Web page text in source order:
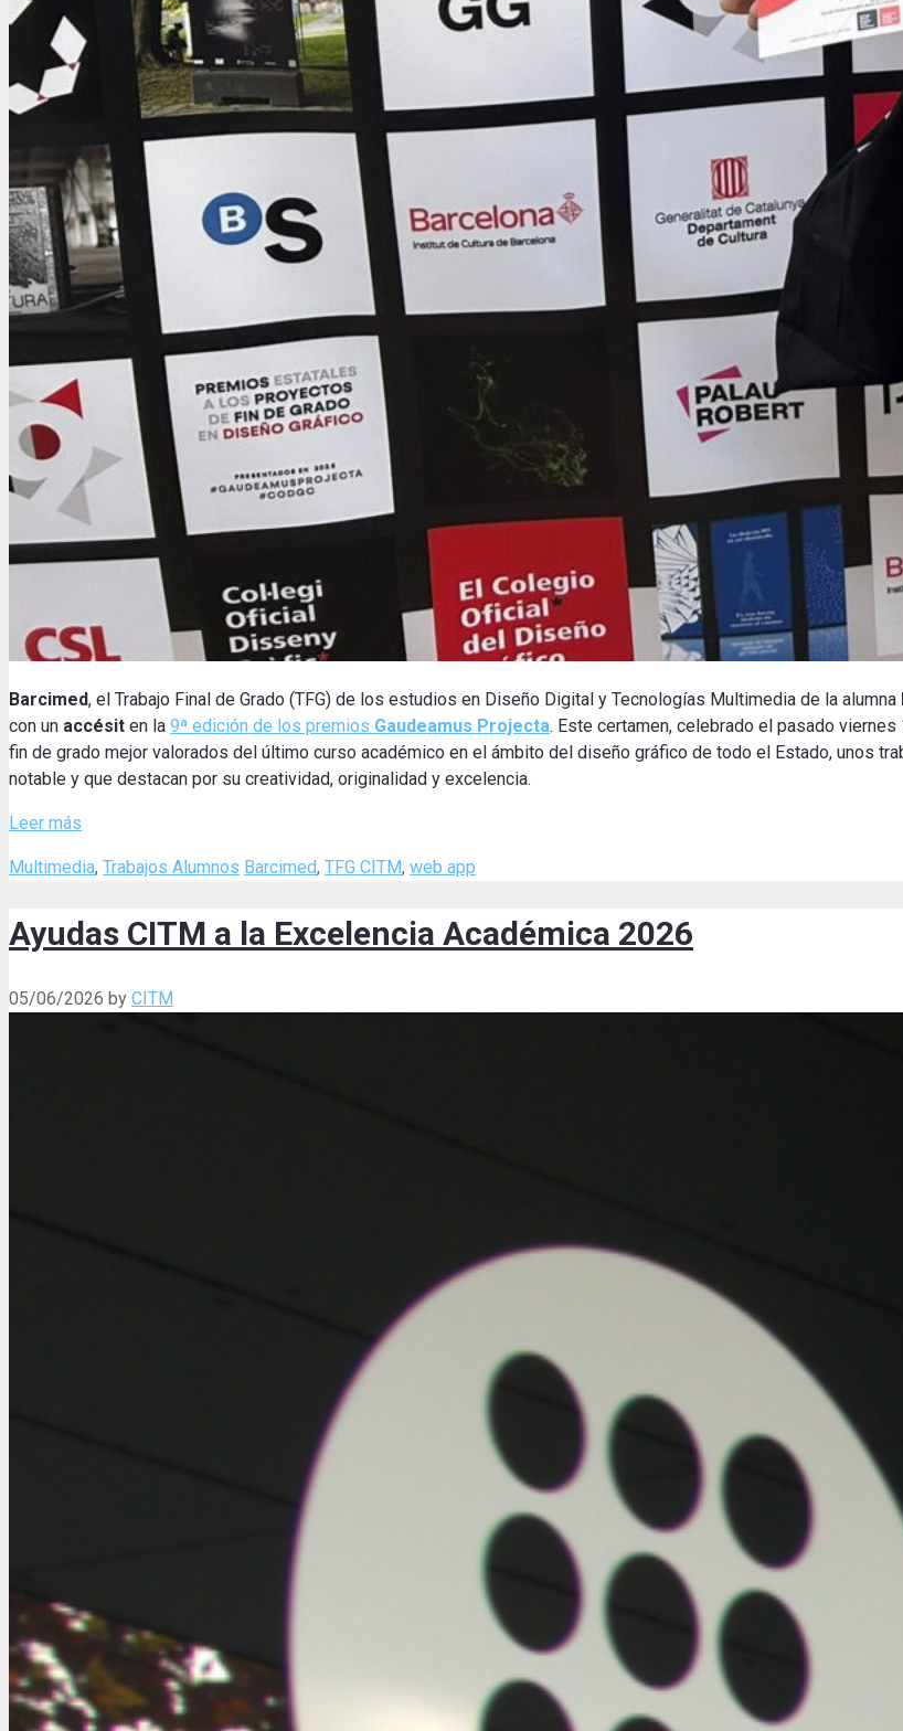
Barcimed, el Trabajo Final de Grado (TFG) de los estudios en Diseño Digital y Tecnologías Multimedia de la alumna
con un accésit en la 9ª edición de los premios Gaudeamus Projecta. Este certamen, celebrado el pasado
fin de grado mejor valorados del último curso académico en el ámbito del diseño gráfico de todo el Estado, unos
notable y que destacan por su creatividad, originalidad y excelencia.
Leer más
Categories
Multimedia, Trabajos Alumnos Tags
Barcimed, TFG CITM, web app
Ayudas CITM a la Excelencia Académica 2026
05/06/2026 by CITM